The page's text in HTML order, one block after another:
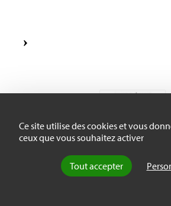
Ce site utilise des cookies et vous
ceux que vous souhaitez activer
Tout accepter